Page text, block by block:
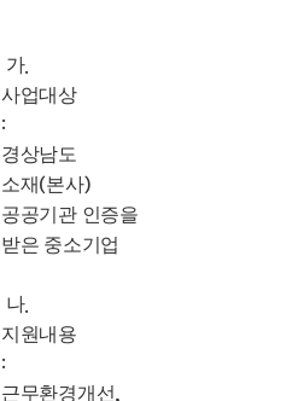
가.
사업대상
:
경상남도
소재(본사)
공공기관 인증을
받은 중소기업
나.
지원내용
:
근무환경개선,